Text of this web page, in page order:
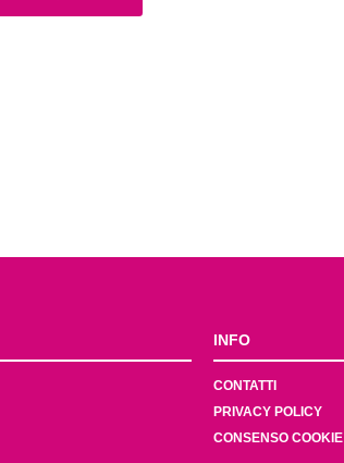
INFO
CONTATTI
PRIVACY POLICY
CONSENSO COOKIE